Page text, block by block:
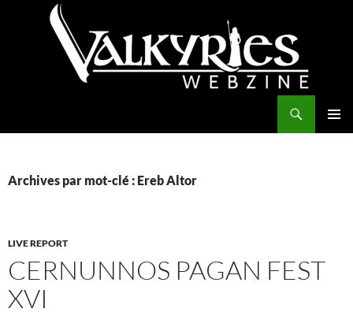
Archives par mot-clé : Ereb Altor
LIVE REPORT
CERNUNNOS PAGAN FEST
XVI